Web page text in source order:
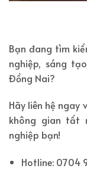
Bạn đang tìm
nghiệp, sáng
Đồng Nai?
Hãy liên hệ ngay
không gian tất
nghiệp bạn!
Hotline: 0704